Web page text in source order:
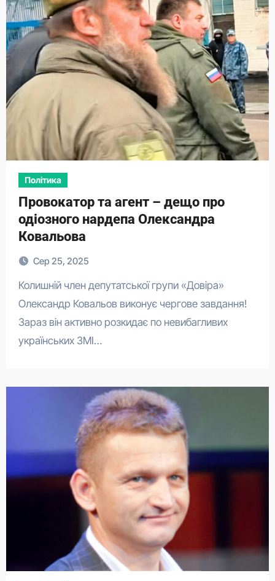
Політика
Провокатор та агент – дещо про
одіозного нардепа Олександра
Ковальова
Сер 25, 2025
Колишній член депутатської групи «Довіра»
Олександр Ковальов виконує чергове завдання!
Зараз він активно розкидає по невибагливих
українських ЗМІ…